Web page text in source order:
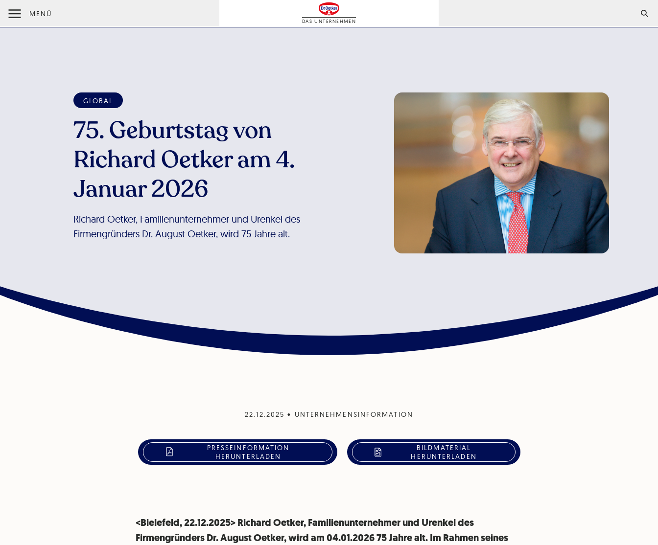
MENÜ
DAS UNTERNEHMEN
GLOBAL
75. Geburtstag von
Richard Oetker am 4.
Januar 2026
Richard Oetker, Familienunternehmer und Urenkel des
Firmengründers Dr. August Oetker, wird 75 Jahre alt.
22.12.2025 • UNTERNEHMENSINFORMATION
PRESSEINFORMATION
HERUNTERLADEN
BILDMATERIAL
HERUNTERLADEN
<Bielefeld, 22.12.2025> Richard Oetker, Familienunternehmer und Urenkel des
Firmengründers Dr. August Oetker, wird am 04.01.2026 75 Jahre alt. Im Rahmen seines